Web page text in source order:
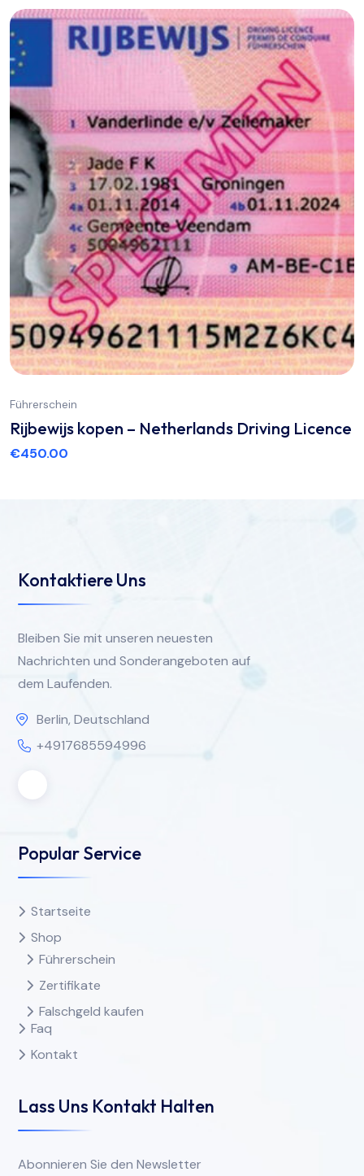
Führerschein
Rijbewijs kopen – Netherlands Driving Licence
€450.00
Kontaktiere Uns
Bleiben Sie mit unseren neuesten
Nachrichten und Sonderangeboten auf
dem Laufenden.
Berlin, Deutschland
+4917685594996
Popular Service
Startseite
Shop
Führerschein
Zertifikate
Falschgeld kaufen
Faq
Kontakt
Lass Uns Kontakt Halten
Abonnieren Sie den Newsletter